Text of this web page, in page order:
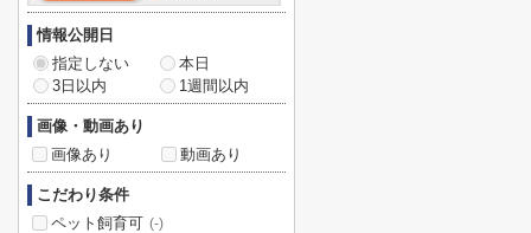
情報公開日
指定しない
本日
3日以内
1週間以内
画像・動画あり
画像あり
動画あり
こだわり条件
ペット飼育可 (-)